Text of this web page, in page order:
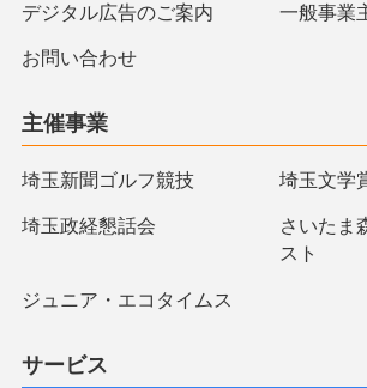
デジタル広告のご案内 一般事業
お問い合わせ
主催事業
埼玉新聞ゴルフ競技 埼玉文学
埼玉政経懇話会
さいたま
スト
ジュニア・エコタイムス
サービス